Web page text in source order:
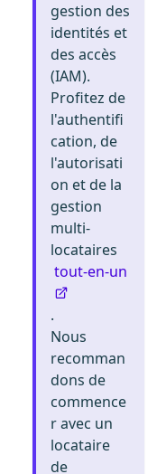
gestion des
identités et
des accès
(IAM).
Profitez de
l'authentifi
cation, de
l'autorisati
on et de la
gestion
multi-
locataires
tout-en-un
.
Nous
recomman
dons de
commence
r avec un
locataire
de